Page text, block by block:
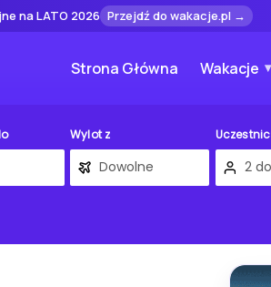
na LATO 2026 Przejdź do wakacje.pl →
Strona Główna Wakacje
Wylot z